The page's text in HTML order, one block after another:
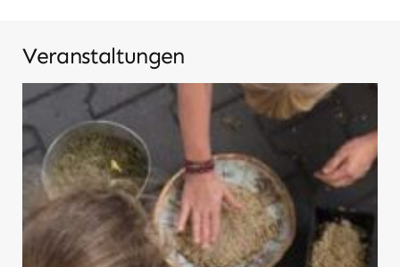
Veranstaltungen